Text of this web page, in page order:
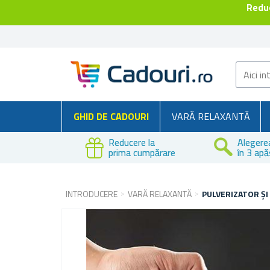
GHID DE CADOURI VARĂ RELAXANTĂ
Reducere la
prima cumpărare în 3
INTRODUCERE VARĂ RELAXANTĂ PULVERIZATOR